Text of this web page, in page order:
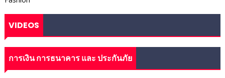
VIDEOS
การเงิน การธนาคาร และ ประกันภัย